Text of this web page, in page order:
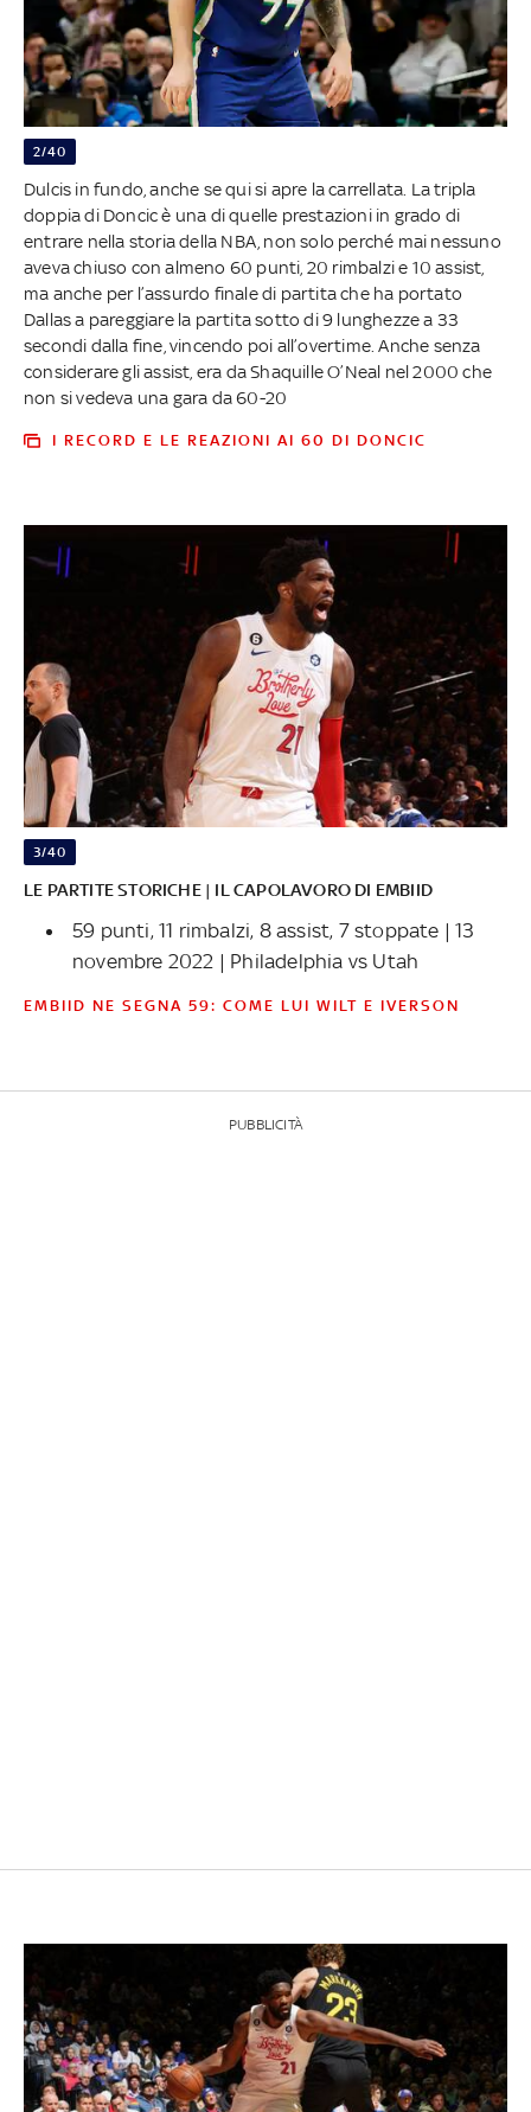
2/40
Dulcis in fundo, anche se qui si apre la carrellata. La tripla
doppia di Doncic è una di quelle prestazioni in grado di
entrare nella storia della NBA, non solo perché mai nessuno
aveva chiuso con almeno 60 punti, 20 rimbalzi e 10 assist,
ma anche per l’assurdo finale di partita che ha portato
Dallas a pareggiare la partita sotto di 9 lunghezze a 33
secondi dalla fine, vincendo poi all’overtime. Anche senza
considerare gli assist, era da Shaquille O’Neal nel 2000 che
non si vedeva una gara da 60-20
I RECORD E LE REAZIONI AI 60 DI DONCIC
3/40
LE PARTITE STORICHE | IL CAPOLAVORO DI EMBIID
59 punti, 11 rimbalzi, 8 assist, 7 stoppate | 13
novembre 2022 | Philadelphia vs Utah
EMBIID NE SEGNA 59: COME LUI WILT E IVERSON
PUBBLICITÀ